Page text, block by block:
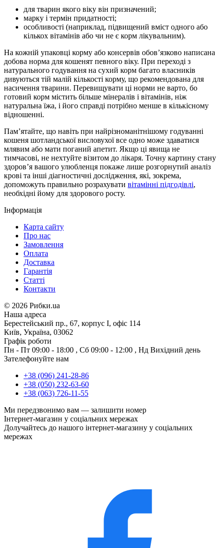
для тварин якого віку він призначений;
марку і термін придатності;
особливості (наприклад, підвищений вміст одного або
кількох вітамінів або чи не є корм лікувальним).
На кожній упаковці корму або консервів обов’язково написана
добова норма для кошенят певного віку. При переході з
натурального годування на сухий корм багато власників
дивуються тій малій кількості корму, що рекомендована для
насичення тварини. Перевищувати ці норми не варто, бо
готовий корм містить більше мінералів і вітамінів, ніж
натуральна їжа, і його справді потрібно менше в кількісному
відношенні.
Пам’ятайте, що навіть при найрізноманітнішому годуванні
кошеня шотландської висловухої все одно може здаватися
млявим або мати поганий апетит. Якщо ці явища не
тимчасові, не нехтуйте візитом до лікаря. Точну картину стану
здоров’я вашого улюбленця покаже лише розгорнутий аналіз
крові та інші діагностичні дослідження, які, зокрема,
допоможуть правильно розрахувати вітамінні підгодівлі,
необхідні йому для здорового росту.
Інформація
Карта сайту
Про нас
Замовлення
Оплата
Доставка
Гарантія
Статті
Контакти
© 2026 Рибки.ua
Наша адреса
Берестейський пр., 67, корпус І, офіс 114
Київ, Україна, 03062
Графік роботи
Пн - Пт 09:00 - 18:00 , Сб 09:00 - 12:00 , Нд Вихідний день
Зателефонуйте нам
+38 (096) 241-28-86
+38 (050) 232-63-60
+38 (063) 726-11-55
Ми передзвонимо вам — залишити номер
Інтернет-магазин у соціальних мережах
Долучайтесь до нашого інтернет-магазину у соціальних
мережах